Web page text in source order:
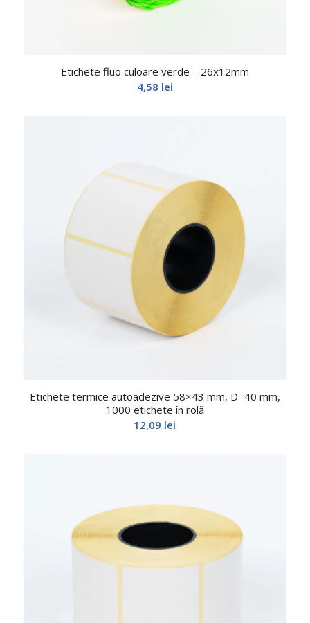
Etichete fluo culoare verde – 26x12mm
4,58 lei
Etichete termice autoadezive 58×43 mm, D=40 mm,
1000 etichete în rolă
12,09 lei